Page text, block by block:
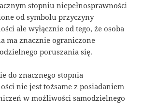
stopniu niepełnosprawności
od symbolu przyczyny
ale wyłącznie od tego, że osoba
ma znacznie ograniczone
poruszania się.
do znacznego stopnia
nie jest tożsame z posiadaniem
w możliwości samodzielnego